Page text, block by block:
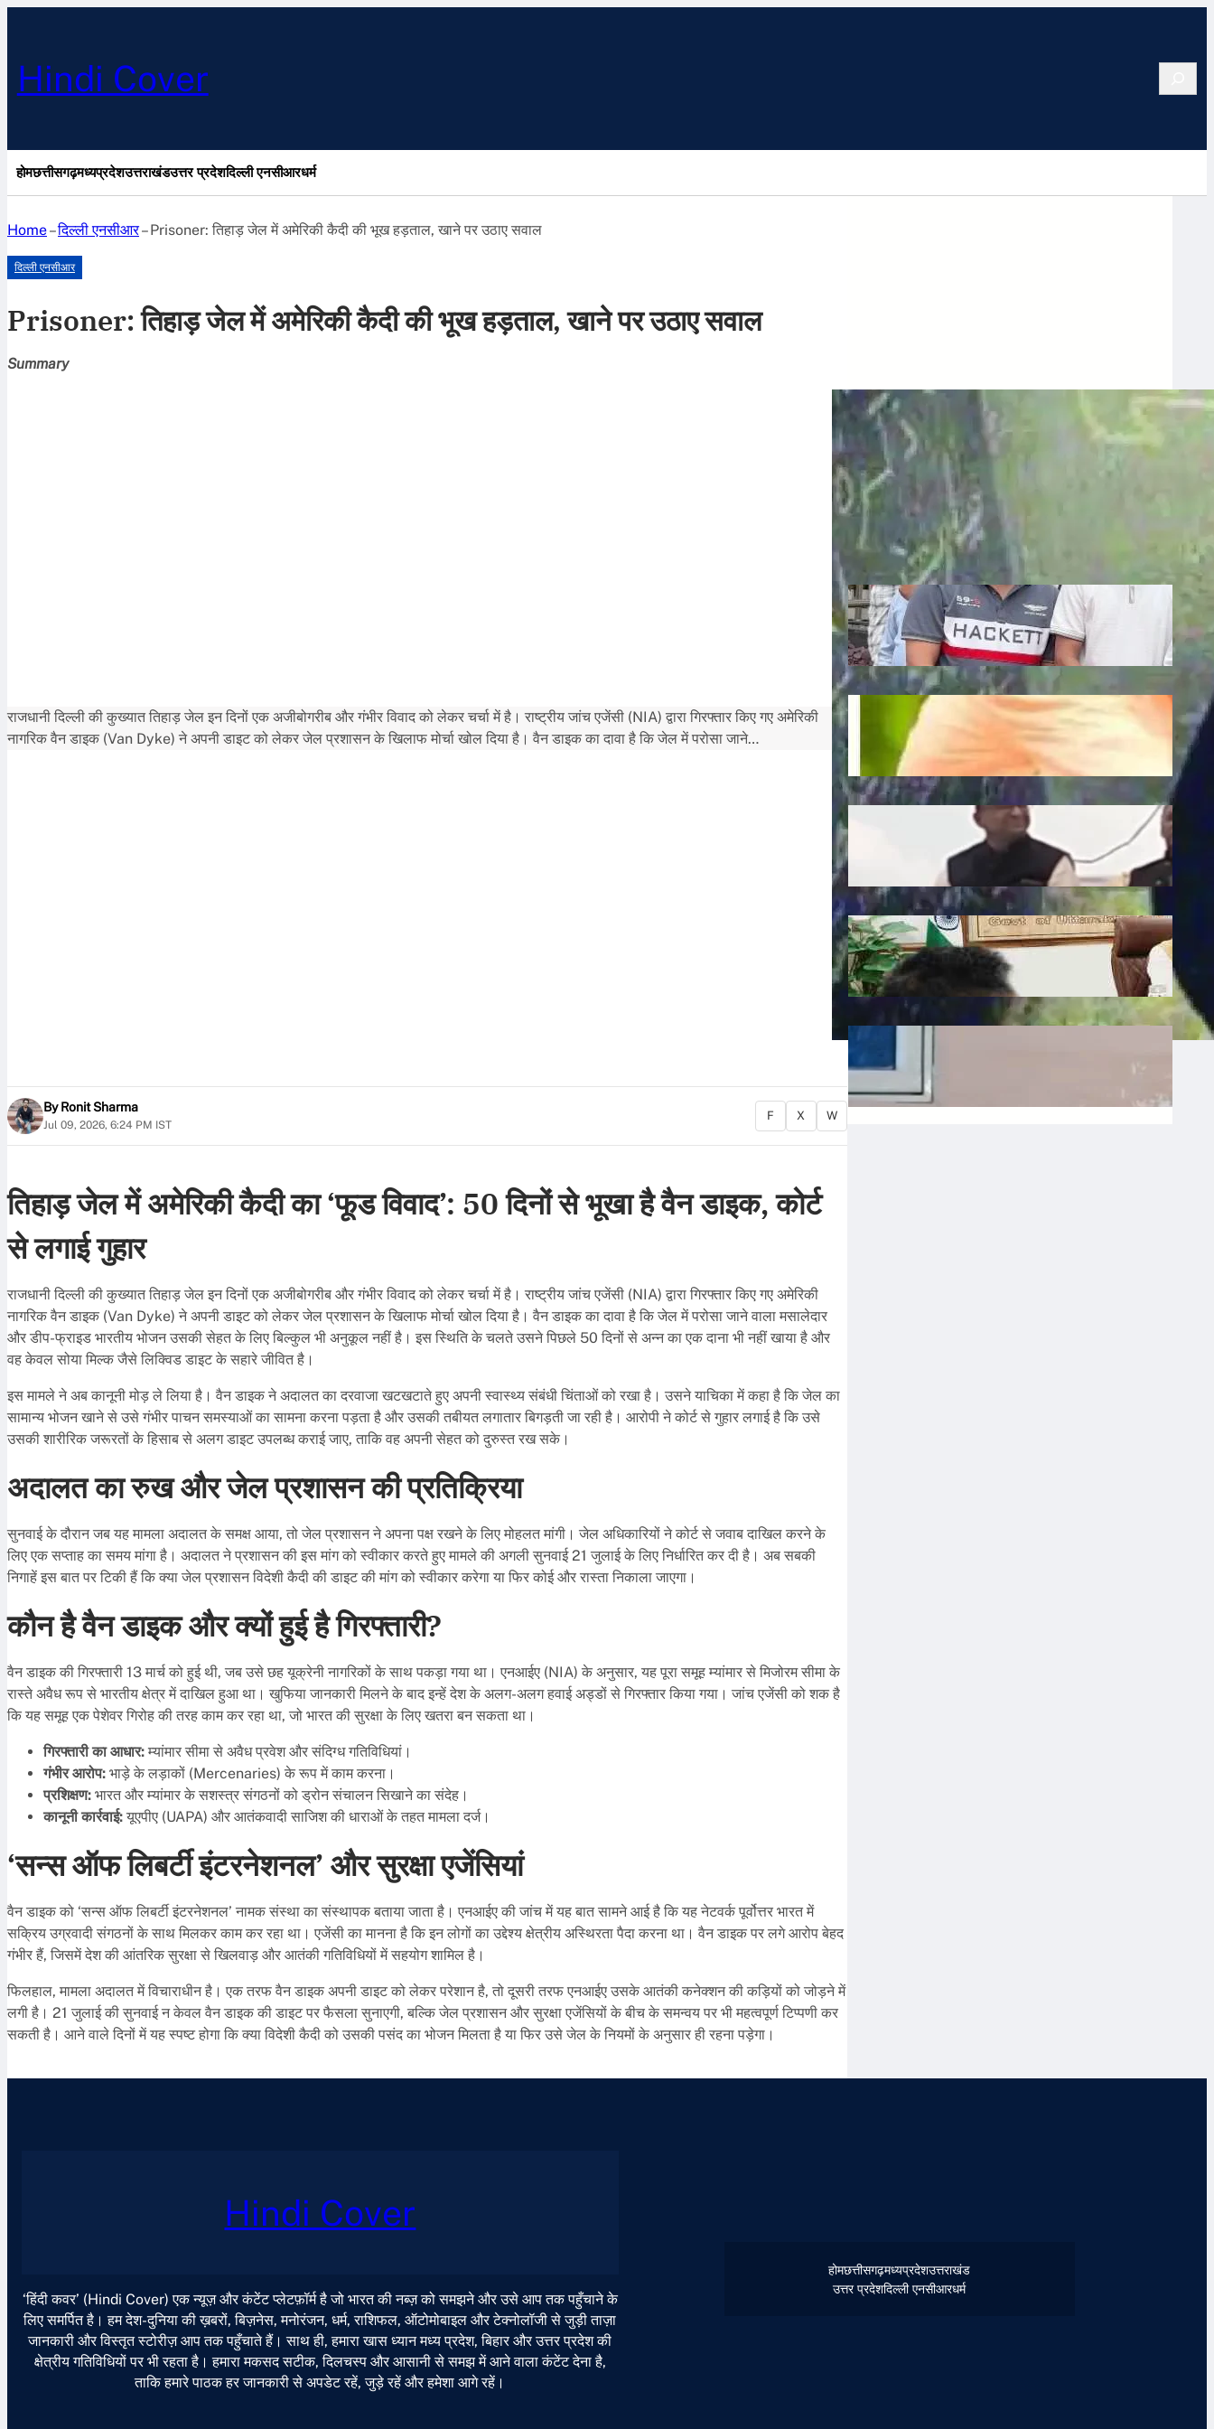
Hindi Cover
होमछत्तीसगढ़मध्यप्रदेशउत्तराखंडउत्तर प्रदेशदिल्ली एनसीआरधर्म
Home–दिल्ली एनसीआर–Prisoner: तिहाड़ जेल में अमेरिकी कैदी की भूख हड़ताल, खाने पर उठाए सवाल
दिल्ली एनसीआर
Prisoner: तिहाड़ जेल में अमेरिकी कैदी की भूख हड़ताल, खाने पर उठाए सवाल
Summary
राजधानी दिल्ली की कुख्यात तिहाड़ जेल इन दिनों एक अजीबोगरीब और गंभीर विवाद को लेकर चर्चा में है। राष्ट्रीय जांच एजेंसी (NIA) द्वारा गिरफ्तार किए गए अमेरिकी
नागरिक वैन डाइक (Van Dyke) ने अपनी डाइट को लेकर जेल प्रशासन के खिलाफ मोर्चा खोल दिया है। वैन डाइक का दावा है कि जेल में परोसा जाने…
ByRonit Sharma
Jul 09, 2026, 6:24 PM IST
F X W
तिहाड़ जेल में अमेरिकी कैदी का ‘फूड विवाद’: 50 दिनों से भूखा है वैन डाइक, कोर्ट
से लगाई गुहार
राजधानी दिल्ली की कुख्यात तिहाड़ जेल इन दिनों एक अजीबोगरीब और गंभीर विवाद को लेकर चर्चा में है। राष्ट्रीय जांच एजेंसी (NIA) द्वारा गिरफ्तार किए गए अमेरिकी
नागरिक वैन डाइक (Van Dyke) ने अपनी डाइट को लेकर जेल प्रशासन के खिलाफ मोर्चा खोल दिया है। वैन डाइक का दावा है कि जेल में परोसा जाने वाला मसालेदार
और डीप-फ्राइड भारतीय भोजन उसकी सेहत के लिए बिल्कुल भी अनुकूल नहीं है। इस स्थिति के चलते उसने पिछले 50 दिनों से अन्न का एक दाना भी नहीं खाया है और
वह केवल सोया मिल्क जैसे लिक्विड डाइट के सहारे जीवित है।
इस मामले ने अब कानूनी मोड़ ले लिया है। वैन डाइक ने अदालत का दरवाजा खटखटाते हुए अपनी स्वास्थ्य संबंधी चिंताओं को रखा है। उसने याचिका में कहा है कि जेल का
सामान्य भोजन खाने से उसे गंभीर पाचन समस्याओं का सामना करना पड़ता है और उसकी तबीयत लगातार बिगड़ती जा रही है। आरोपी ने कोर्ट से गुहार लगाई है कि उसे
उसकी शारीरिक जरूरतों के हिसाब से अलग डाइट उपलब्ध कराई जाए, ताकि वह अपनी सेहत को दुरुस्त रख सके।
अदालत का रुख और जेल प्रशासन की प्रतिक्रिया
सुनवाई के दौरान जब यह मामला अदालत के समक्ष आया, तो जेल प्रशासन ने अपना पक्ष रखने के लिए मोहलत मांगी। जेल अधिकारियों ने कोर्ट से जवाब दाखिल करने के
लिए एक सप्ताह का समय मांगा है। अदालत ने प्रशासन की इस मांग को स्वीकार करते हुए मामले की अगली सुनवाई 21 जुलाई के लिए निर्धारित कर दी है। अब सबकी
निगाहें इस बात पर टिकी हैं कि क्या जेल प्रशासन विदेशी कैदी की डाइट की मांग को स्वीकार करेगा या फिर कोई और रास्ता निकाला जाएगा।
कौन है वैन डाइक और क्यों हुई है गिरफ्तारी?
वैन डाइक की गिरफ्तारी 13 मार्च को हुई थी, जब उसे छह यूक्रेनी नागरिकों के साथ पकड़ा गया था। एनआईए (NIA) के अनुसार, यह पूरा समूह म्यांमार से मिजोरम सीमा के
रास्ते अवैध रूप से भारतीय क्षेत्र में दाखिल हुआ था। खुफिया जानकारी मिलने के बाद इन्हें देश के अलग-अलग हवाई अड्डों से गिरफ्तार किया गया। जांच एजेंसी को शक है
कि यह समूह एक पेशेवर गिरोह की तरह काम कर रहा था, जो भारत की सुरक्षा के लिए खतरा बन सकता था।
गिरफ्तारी का आधार: म्यांमार सीमा से अवैध प्रवेश और संदिग्ध गतिविधियां।
गंभीर आरोप: भाड़े के लड़ाकों (Mercenaries) के रूप में काम करना।
प्रशिक्षण: भारत और म्यांमार के सशस्त्र संगठनों को ड्रोन संचालन सिखाने का संदेह।
कानूनी कार्रवाई: यूएपीए (UAPA) और आतंकवादी साजिश की धाराओं के तहत मामला दर्ज।
‘सन्स ऑफ लिबर्टी इंटरनेशनल’ और सुरक्षा एजेंसियां
वैन डाइक को ‘सन्स ऑफ लिबर्टी इंटरनेशनल’ नामक संस्था का संस्थापक बताया जाता है। एनआईए की जांच में यह बात सामने आई है कि यह नेटवर्क पूर्वोत्तर भारत में
सक्रिय उग्रवादी संगठनों के साथ मिलकर काम कर रहा था। एजेंसी का मानना है कि इन लोगों का उद्देश्य क्षेत्रीय अस्थिरता पैदा करना था। वैन डाइक पर लगे आरोप बेहद
गंभीर हैं, जिसमें देश की आंतरिक सुरक्षा से खिलवाड़ और आतंकी गतिविधियों में सहयोग शामिल है।
फिलहाल, मामला अदालत में विचाराधीन है। एक तरफ वैन डाइक अपनी डाइट को लेकर परेशान है, तो दूसरी तरफ एनआईए उसके आतंकी कनेक्शन की कड़ियों को जोड़ने में
लगी है। 21 जुलाई की सुनवाई न केवल वैन डाइक की डाइट पर फैसला सुनाएगी, बल्कि जेल प्रशासन और सुरक्षा एजेंसियों के बीच के समन्वय पर भी महत्वपूर्ण टिप्पणी कर
सकती है। आने वाले दिनों में यह स्पष्ट होगा कि क्या विदेशी कैदी को उसकी पसंद का भोजन मिलता है या फिर उसे जेल के नियमों के अनुसार ही रहना पड़ेगा।
Recent
Jagannath: एटी पैलेस में भगवान जगन्नाथ की
स्थापना, डिप्टी सीएम अरुण साव ने रथ यात्रा को
दिखाई हरी झंडी
July 10, 2026.Ronit Sharma
Plantation: यूपी में 12 जुलाई को लगेंगे 35
करोड़ पौधे, CM योगी करेंगे अभियान की शुरुआत
July 10, 2026 Ronit Sharma
Liquor: छत्तीसगढ़ में बीजेपी विधायक शकुंतला
पोर्ते का शराबबंदी पर बड़ा बयान, वीडियो वायरल
July 10, 2026
Water: उत्तराखंड में भूजल संरक्षण पर जोर, मुख्य
सचिव ने दिए सख्त निर्देश
Ronit Sharma
July 9, 2026
Hindi Cover
‘हिंदी कवर’ (Hindi Cover) एक न्यूज़ और कंटेंट प्लेटफ़ॉर्म है जो भारत की नब्ज़ को समझने और उसे आप तक पहुँचाने के
लिए समर्पित है। हम देश-दुनिया की ख़बरों, बिज़नेस, मनोरंजन, धर्म, राशिफल, ऑटोमोबाइल और टेक्नोलॉजी से जुड़ी ताज़ा
जानकारी और विस्तृत स्टोरीज़ आप तक पहुँचाते हैं। साथ ही, हमारा खास ध्यान मध्य प्रदेश, बिहार और उत्तर प्रदेश की
क्षेत्रीय गतिविधियों पर भी रहता है। हमारा मकसद सटीक, दिलचस्प और आसानी से समझ में आने वाला कंटेंट देना है,
ताकि हमारे पाठक हर जानकारी से अपडेट रहें, जुड़े रहें और हमेशा आगे रहें।
होमछत्तीसगढ़मध्यप्रदेशउत्तराखंड
उत्तर प्रदेशदिल्ली एनसीआरधर्म